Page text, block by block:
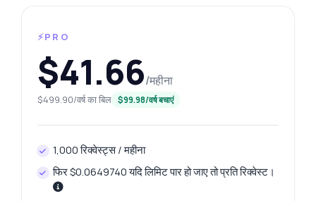
⚡PRO
$41.66/महीना
$499.90/वर्ष का बिल $99.98/वर्ष बचाएं
1,000 रिक्वेस्ट्स / महीना
फिर $0.0649740 यदि लिमिट पार हो जाए तो प्रति रिक्वेस्ट।